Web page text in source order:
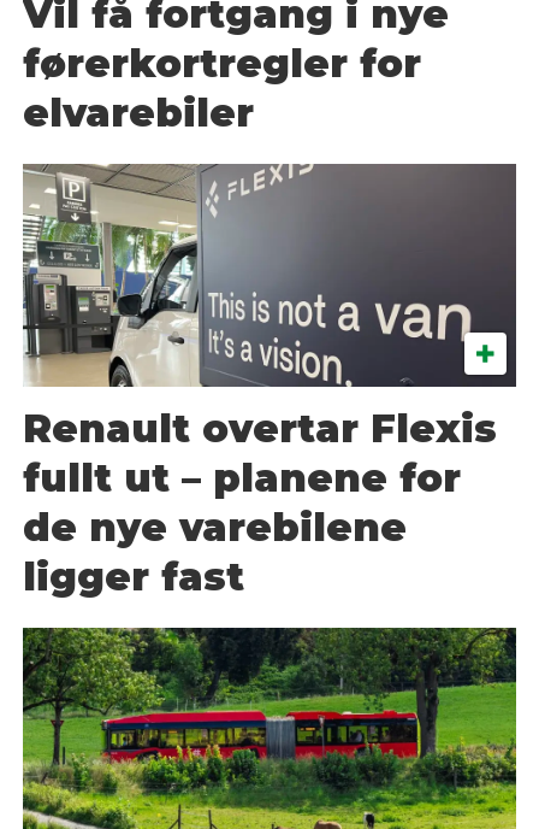
Vil få fortgang i nye
førerkortregler for
elvarebiler
Renault overtar Flexis
fullt ut – planene for
de nye varebilene
ligger fast